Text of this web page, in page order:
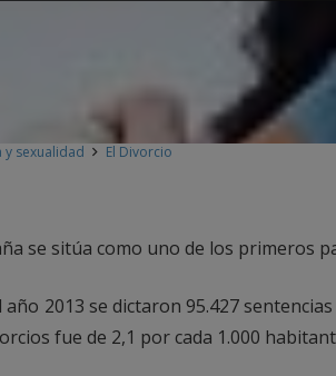
y sexualidad El Divorcio
se sitúa como uno de los primeros
año 2013 se dictaron 95.427
fue de 2,1 por cada 1.000